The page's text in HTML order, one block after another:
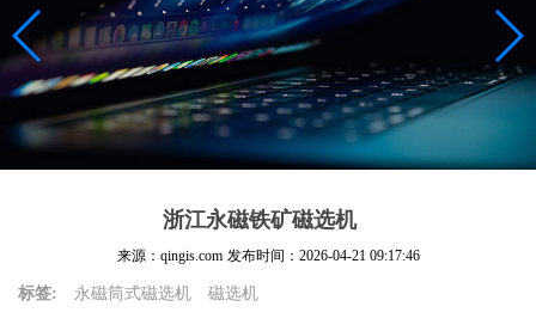
浙江永磁铁矿磁选机
来源：qingis.com 发布时间： 2026-04-21 09:17:46
标签: 永磁筒式磁选机 磁选机